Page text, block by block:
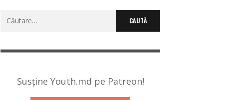
Caută
Susține Youth.md pe Patreon!